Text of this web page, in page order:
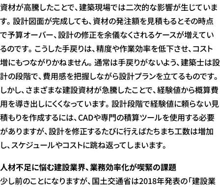
資材が高騰したことで、建築現場では二次的な影響が生じていま
す。設計図面が完成しても、資材の発注額を見積もるとその時点
で予算オーバー、設計の修正を余儀なくされるケースが増えてい
るのです。こうした手戻りは、精度や作業効率を低下させ、コスト
増にもつながりかねません。通常は手戻りがないよう、建築士は設
計の段階で、費用感を把握しながら設計プランを立てるものです。
しかし、さまざまな建設資材が急騰したことで、経験値から概算費
用を導き出しにくくなっています。設計段階で経験値に頼らない見
積もりを作成するには、CADや専門の積算ツールを使用する必要
がありますが、設計を修正するたびに行えばたちまち工数は増加
し、スケジュールやコストに跳ね返ってしまいます。
人材不足に悩む建設業界、業務効率化が喫緊の課題
少し前のことになりますが、国土交通省は2018年発表の「建設業